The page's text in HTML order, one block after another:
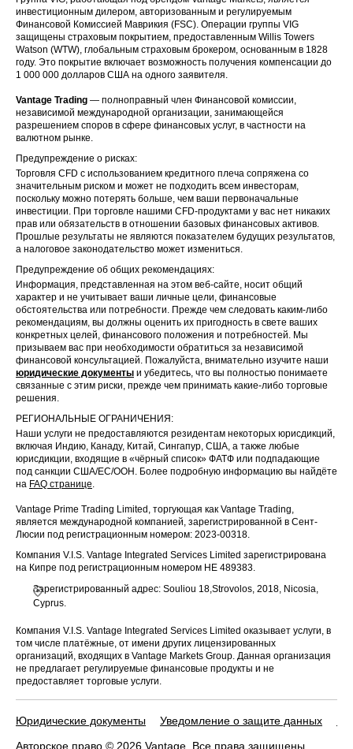
инвестиционным дилером, авторизованным и регулируемым
Финансовой Комиссией Маврикия (FSC). Операции группы VIG
защищены страховым покрытием, предоставленным Willis Towers
Watson (WTW), глобальным страховым брокером, основанным в 1828
году. Это покрытие включает возможность получения компенсации до
1 000 000 долларов США на одного заявителя.
Vantage Trading — полноправный член Финансовой комиссии,
независимой международной организации, занимающейся
разрешением споров в сфере финансовых услуг, в частности на
валютном рынке.
Предупреждение о рисках:
Торговля CFD с использованием кредитного плеча сопряжена со
значительным риском и может не подходить всем инвесторам,
поскольку можно потерять больше, чем ваши первоначальные
инвестиции. При торговле нашими CFD-продуктами у вас нет никаких
прав или обязательств в отношении базовых финансовых активов.
Прошлые результаты не являются показателем будущих результатов,
а налоговое законодательство может измениться.
Предупреждение об общих рекомендациях:
Информация, представленная на этом веб-сайте, носит общий
характер и не учитывает ваши личные цели, финансовые
обстоятельства или потребности. Прежде чем следовать каким-либо
рекомендациям, вы должны оценить их пригодность в свете ваших
конкретных целей, финансового положения и потребностей. Мы
призываем вас при необходимости обратиться за независимой
финансовой консультацией. Пожалуйста, внимательно изучите наши
юридические документы и убедитесь, что вы полностью понимаете
связанные с этим риски, прежде чем принимать какие-либо торговые
решения.
РЕГИОНАЛЬНЫЕ ОГРАНИЧЕНИЯ:
Наши услуги не предоставляются резидентам некоторых юрисдикций,
включая Индию, Канаду, Китай, Сингапур, США, а также любые
юрисдикции, входящие в «чёрный список» ФАТФ или подпадающие
под санкции США/ЕС/ООН. Более подробную информацию вы найдёте
на FAQ странице.
Vantage Prime Trading Limited, торгующая как Vantage Trading,
является международной компанией, зарегистрированной в Сент-
Люсии под регистрационным номером: 2023-00318.
Компания V.I.S. Vantage Integrated Services Limited зарегистрирована
на Кипре под регистрационным номером HE 489383.
Зарегистрированный адрес: Souliou 18,Strovolos, 2018, Nicosia,
Cyprus.
Компания V.I.S. Vantage Integrated Services Limited оказывает услуги, в
том числе платёжные, от имени других лицензированных
организаций, входящих в Vantage Markets Group. Данная организация
не предлагает регулируемые финансовые продукты и не
предоставляет торговые услуги.
Юридические документы Уведомление о защите данных
Авторское право © 2026 Vantage. Все права защищены.